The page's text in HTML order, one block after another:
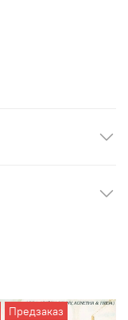
Предзаказ